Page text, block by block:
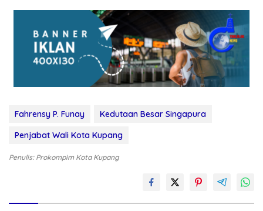
Fahrensy P. Funay
Kedutaan Besar Singapura
Penjabat Wali Kota Kupang
Penulis: Prokompim Kota Kupang